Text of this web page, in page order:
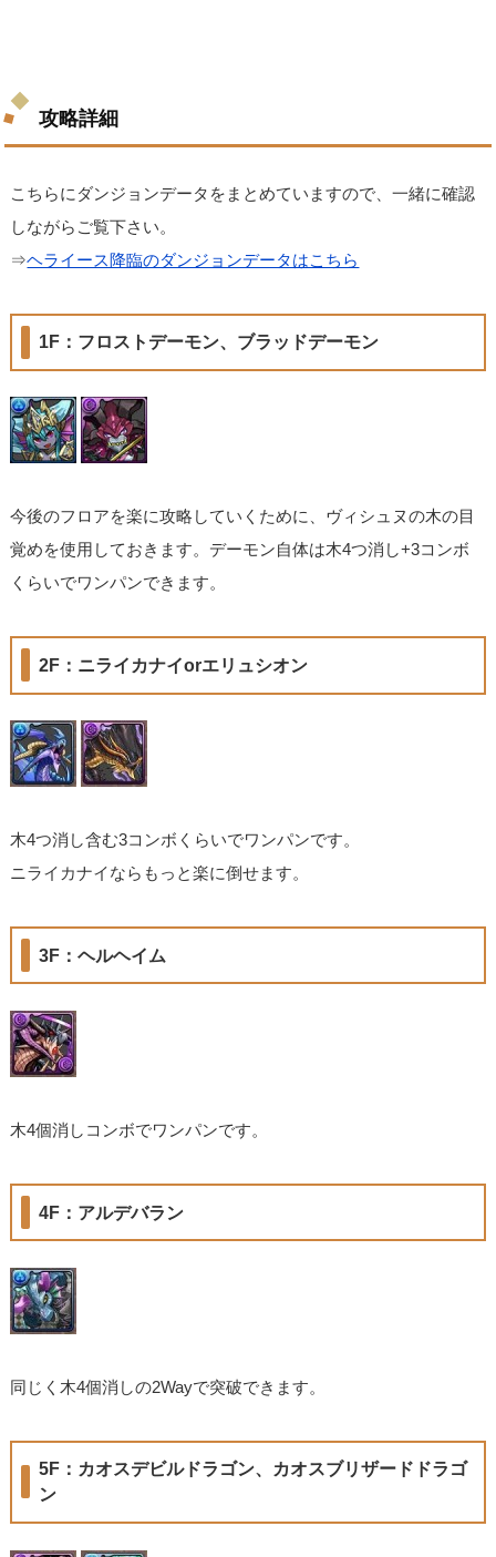
攻略詳細
こちらにダンジョンデータをまとめていますので、一緒に確認
しながらご覧下さい。
⇒ヘライース降臨のダンジョンデータはこちら
1F：フロストデーモン、ブラッドデーモン
今後のフロアを楽に攻略していくために、ヴィシュヌの木の目
覚めを使用しておきます。デーモン自体は木4つ消し+3コンボ
くらいでワンパンできます。
2F：ニライカナイorエリュシオン
木4つ消し含む3コンボくらいでワンパンです。
ニライカナイならもっと楽に倒せます。
3F：ヘルヘイム
木4個消しコンボでワンパンです。
4F：アルデバラン
同じく木4個消しの2Wayで突破できます。
5F：カオスデビルドラゴン、カオスブリザードドラゴ
ン